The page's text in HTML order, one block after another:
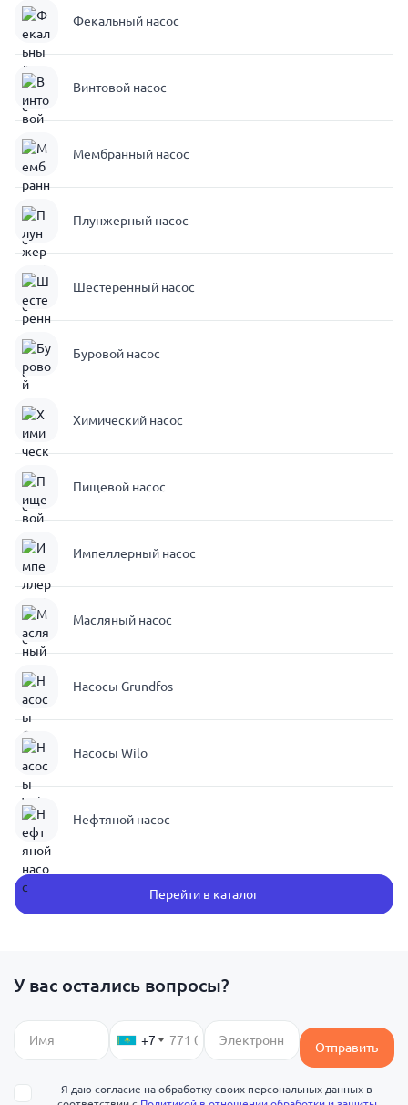
Фекальный насос
Винтовой насос
Мембранный насос
Плунжерный насос
Шестеренный насос
Буровой насос
Химический насос
Пищевой насос
Импеллерный насос
Масляный насос
Насосы Grundfos
Насосы Wilo
Нефтяной насос
Перейти в каталог
У вас остались вопросы?
+7 Отправить
Я даю согласие на обработку своих персональных данных в